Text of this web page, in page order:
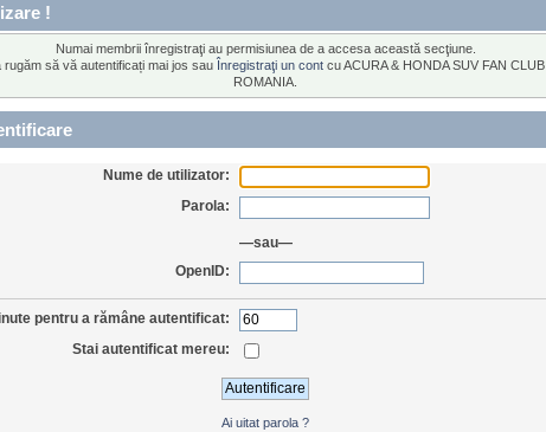
!
Numai membrii înregistraţi au permisiunea de a accesa această secţiune.
rugăm să vă autentificați mai jos sau Înregistraţi un cont cu ACURA & HONDA SUV FAN CLUB
ROMANIA.
Nume de utilizator:
Parola:
—sau—
OpenID:
pentru a rămâne autentificat:
Stai autentificat mereu:
Ai uitat parola ?